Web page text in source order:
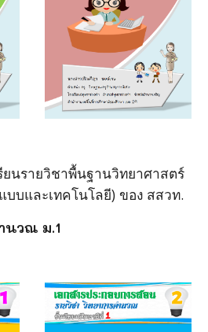
ยนรายวิชาพื้นฐานวิทยาศาสตร์
บบและเทคโนโลยี) ของ สสวท.
นวณ ม.1